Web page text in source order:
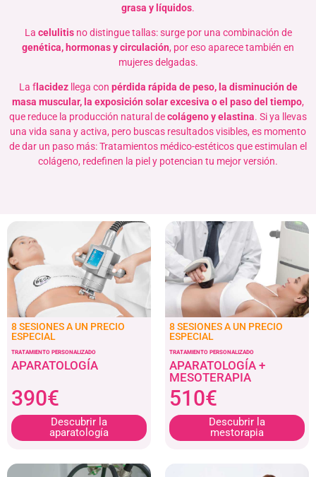
grasa y líquidos.
La celulitisno distingue tallas: surge por una combinación de
genética, hormonas y circulación, por eso aparece también en
mujeres delgadas.
La flacidezllega con pérdida rápida de peso, la disminución de
masa muscular, la exposición solar excesiva o el paso del tiempo,
que reduce la producción natural decolágeno y elastina. Si ya llevas
una vida sana y activa, pero buscas resultados visibles, es momento
de dar un paso más: Tratamientos médico-estéticos que estimulan el
colágeno, redefinen la piel y potencian tu mejor versión.
8 SESIONES A UN PRECIO
ESPECIAL
TRATAMIENTO PERSONALIZADO
APARATOLOGÍA
390€
Descubrir la
aparatología
8 SESIONES A UN PRECIO
ESPECIAL
TRATAMIENTO PERSONALIZADO
APARATOLOGÍA +
MESOTERAPIA
510€
Descubrir la
mestorapia